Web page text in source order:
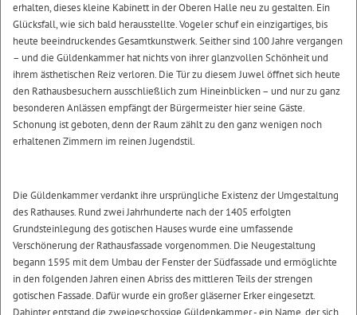
erhalten, dieses kleine Kabinett in der Oberen Halle neu zu gestalten. Ein
Glücksfall, wie sich bald herausstellte. Vogeler schuf ein einzigartiges, bis
heute beeindruckendes Gesamtkunstwerk. Seither sind 100 Jahre vergangen
– und die Güldenkammer hat nichts von ihrer glanzvollen Schönheit und
ihrem ästhetischen Reiz verloren. Die Tür zu diesem Juwel öffnet sich heute
den Rathausbesuchern ausschließlich zum Hineinblicken – und nur zu ganz
besonderen Anlässen empfängt der Bürgermeister hier seine Gäste.
Schonung ist geboten, denn der Raum zählt zu den ganz wenigen noch
erhaltenen Zimmern im reinen Jugendstil.
Die Güldenkammer verdankt ihre ursprüngliche Existenz der Umgestaltung
des Rathauses. Rund zwei Jahrhunderte nach der 1405 erfolgten
Grundsteinlegung des gotischen Hauses wurde eine umfassende
Verschönerung der Rathausfassade vorgenommen. Die Neugestaltung
begann 1595 mit dem Umbau der Fenster der Südfassade und ermöglichte
in den folgenden Jahren einen Abriss des mittleren Teils der strengen
gotischen Fassade. Dafür wurde ein großer gläserner Erker eingesetzt.
Dahinter entstand die zweigeschossige Güldenkammer - ein Name, der sich